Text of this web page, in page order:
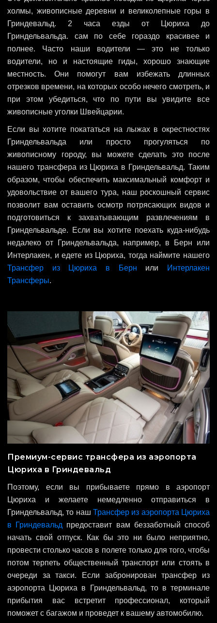
холмы, живописные деревни и великолепные горы в
Гриндевальд. 2 часа езды от Цюриха до
Гриндельвальда. сам по себе гораздо красивее и
полнее. Часто наши водители — это не только
водители, но и настоящие гиды, хорошо знающие
местность. Они помогут вам избежать длинных
отрезков времени, на которых особо нечего смотреть, и
при этом убедиться, что по пути вы увидите все
живописные уголки Швейцарии.
Если вы хотите покататься на лыжах в окрестностях
Гриндельвальда или просто прогуляться по
живописному городу, вы можете сделать это после
нашего трансфера из Цюриха в Гриндельвальд. Таким
образом, чтобы обеспечить максимальный комфорт и
удовольствие от вашего тура, наш роскошный сервис
позволит вам оставить осмотр потрясающих видов и
подготовиться к захватывающим развлечениям в
Гриндельвальде. Если вы хотите поехать куда-нибудь
недалеко от Гриндельвальда, например, в Берн или
Интерлакен, и едете из Цюриха, тогда наймите нашего
Трансфер из Цюриха в Берн или
Интерлакен
Трансферы.
Премиум-сервис трансфера из аэропорта
Цюриха в Гриндевальд
Поэтому, если вы прибываете прямо в аэропорт
Цюриха и желаете немедленно отправиться в
Гриндельвальд, то наш Трансфер из аэропорта Цюриха
в Гриндевальд предоставит вам беззаботный способ
начать свой отпуск. Как бы это ни было неприятно,
провести столько часов в полете только для того, чтобы
потом терпеть общественный транспорт или стоять в
очереди за такси. Если забронирован трансфер из
аэропорта Цюриха в Гриндельвальд, то в терминале
прибытия вас встретит профессионал, который
поможет с багажом и проведет к вашему автомобилю.